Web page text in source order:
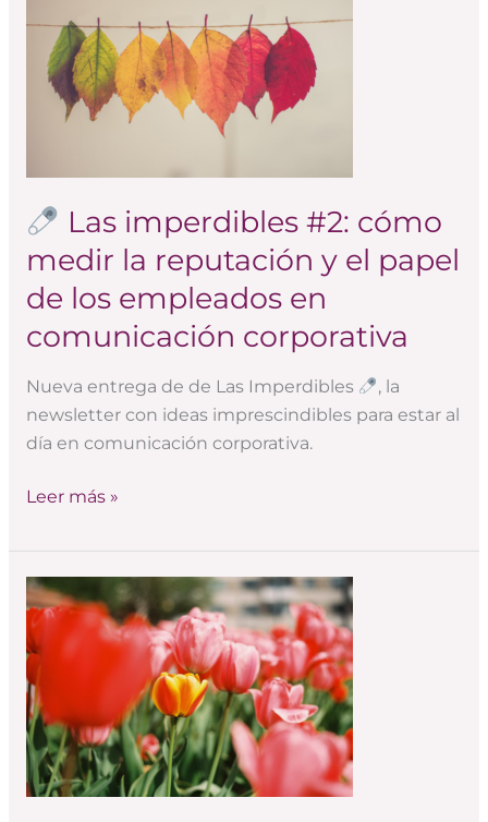
Las imperdibles #2: cómo
medir la reputación y el papel
de los empleados en
comunicación corporativa
Nueva entrega de de Las Imperdibles
, la
newsletter con ideas imprescindibles para estar al
día en comunicación corporativa.
imperdibles
#2:
cómo
medir
reputación
el
papel
de
los
empleados
comunicación
Leer más »
Qué
es
la
marca
personal
y
por
qué